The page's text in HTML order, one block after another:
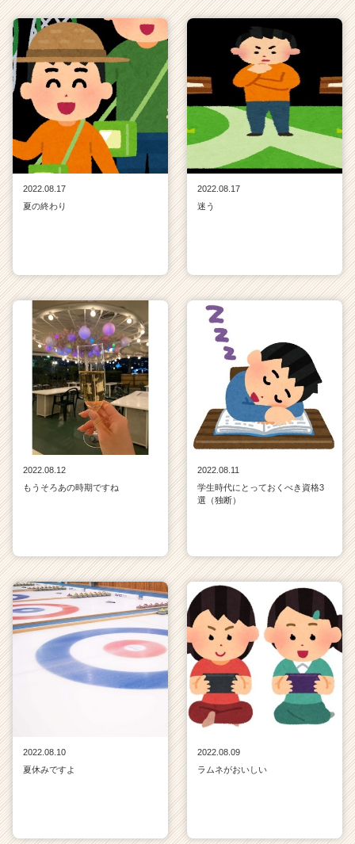
2022.08.17
夏の終わり
2022.08.17
迷う
2022.08.12
もうそろあの時期ですね
2022.08.11
学生時代にとっておくべき資格3
選（独断）
2022.08.10
夏休みですよ
2022.08.09
ラムネがおいしい